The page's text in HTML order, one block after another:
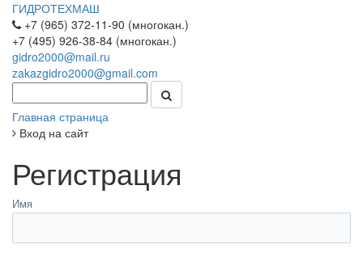
ГИДРОТЕХМАШ
+7 (965) 372-11-90 (многокан.)
+7 (495) 926-38-84 (многокан.)
gidro2000@mail.ru
zakazgidro2000@gmail.com
Главная страница
Вход на сайт
Регистрация
Имя